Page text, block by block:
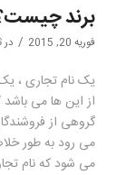
برند
فوریه 20, 2015 / در
یک نام تجاری ،
از این ها می باشد
گروهی از
می رود به طور
می شود که نام